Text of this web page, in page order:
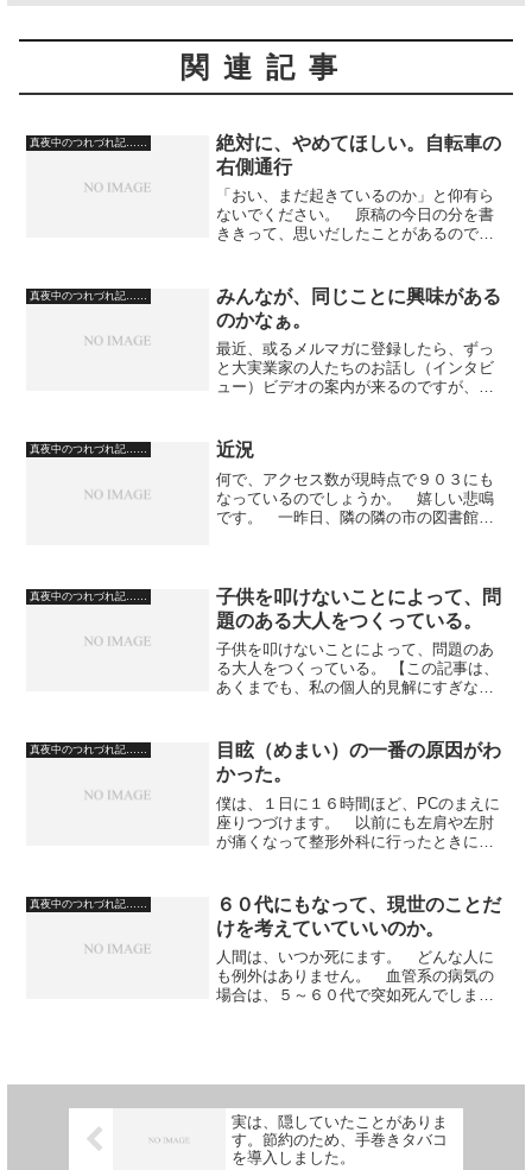
関連記事
真夜中のつれづれ記……
絶対に、やめてほしい。自転車の
右側通行
「おい、まだ起きているのか」と仰有ら
ないでください。 原稿の今日の分を書
ききって、思いだしたことがあるので、
その他の用事で車を運転していたので
す。 夕方になってきてまし...
真夜中のつれづれ記……
みんなが、同じことに興味がある
のかなぁ。
最近、或るメルマガに登録したら、ずっ
と大実業家の人たちのお話し（インタビ
ュー）ビデオの案内が来るのですが、そ
眼点が違うなぁ」とか思って勉強になる
のですが。 現代は経済アナ...
真夜中のつれづれ記…… 近況
何で、アクセス数が現時点で９０３にも
なっているのでしょうか。 嬉しい悲鳴
です。 一昨日、隣の隣の市の図書館に
てしまいました。 というのも...
真夜中のつれづれ記……
子供を叩けないことによって、問
題のある大人をつくっている。
子供を叩けないことによって、問題のあ
る大人をつくっている。 【この記事は、
あくまでも、私の個人的見解にすぎな
（程度にも因るが）子供は平手で叩かな
くてはならない。 体罰...
真夜中のつれづれ記……
目眩（めまい）の一番の原因がわ
かった。
僕は、１日に１６時間ほど、PCのまえに
座りつづけます。 以前にも左肩や左肘
が痛くなって整形外科に行ったときに、
た。 そして、その後、常時つづく目眩
に悩まされることになるの...
真夜中のつれづれ記……
６０代にもなって、現世のことだ
けを考えていていいのか。
人間は、いつか死にます。 どんな人に
も例外はありません。 血管系の病気の
場合は、５～６０代で突如死んでしまう
実は、隠していたことがありま
す。節約のため、手巻きタバコ
を導入しました。